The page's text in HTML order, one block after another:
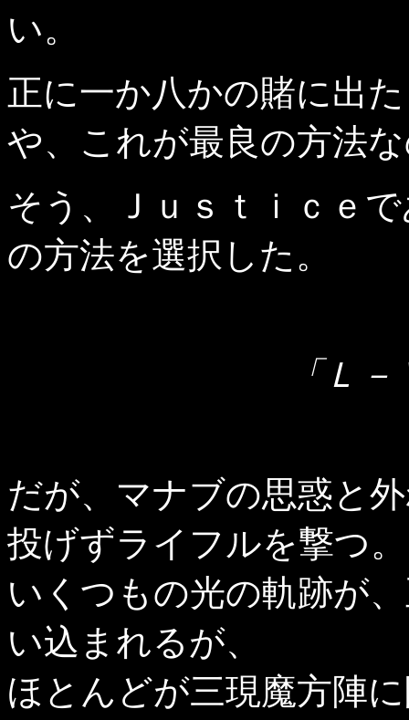
い。
正に一か八かの賭に出
や、これが最良の方法
そう、Ｊｕｓｔｉｃｅ
の方法を選択した。
「Ｌ
だが、マナブの思惑と
投げずライフルを撃つ。
いくつもの光の軌跡が
い込まれるが、
ほとんどが三現魔方陣